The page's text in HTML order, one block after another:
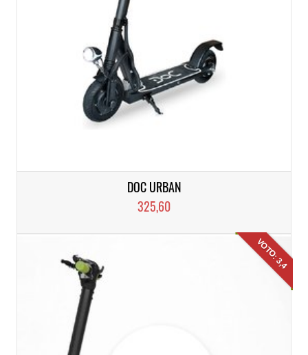
DOC URBAN
325,60
VOTO: 3,4